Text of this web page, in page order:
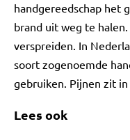
handgereedschap het
brand uit weg te
verspreiden. In
soort zogenoemde
gebruiken. Pijnen zit
Lees ook